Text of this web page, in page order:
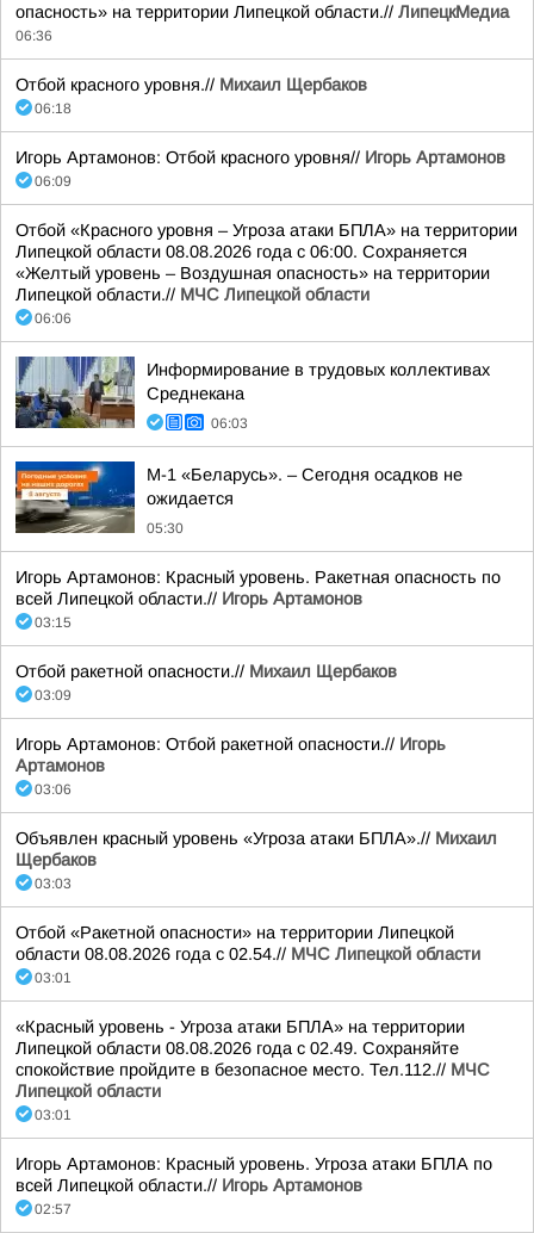
опасность» на территории Липецкой области.// ЛипецкМедиа
06:36
Отбой красного уровня.// Михаил Щербаков
06:18
Игорь Артамонов: Отбой красного уровня// Игорь Артамонов
06:09
Отбой «Красного уровня – Угроза атаки БПЛА» на территории
Липецкой области 08.08.2026 года с 06:00. Сохраняется
«Желтый уровень – Воздушная опасность» на территории
Липецкой области.// МЧС Липецкой области
06:06
Информирование в трудовых коллективах
Среднекана
06:03
М-1 «Беларусь». – Сегодня осадков не
ожидается
05:30
Игорь Артамонов: Красный уровень. Ракетная опасность по
всей Липецкой области.// Игорь Артамонов
03:15
Отбой ракетной опасности.// Михаил Щербаков
03:09
Игорь Артамонов: Отбой ракетной опасности.// Игорь
Артамонов
03:06
Объявлен красный уровень «Угроза атаки БПЛА».// Михаил
Щербаков
03:03
Отбой «Ракетной опасности» на территории Липецкой
области 08.08.2026 года с 02.54.// МЧС Липецкой области
03:01
«Красный уровень - Угроза атаки БПЛА» на территории
Липецкой области 08.08.2026 года с 02.49. Сохраняйте
спокойствие пройдите в безопасное место. Тел.112.// МЧС
Липецкой области
03:01
Игорь Артамонов: Красный уровень. Угроза атаки БПЛА по
всей Липецкой области.// Игорь Артамонов
02:57